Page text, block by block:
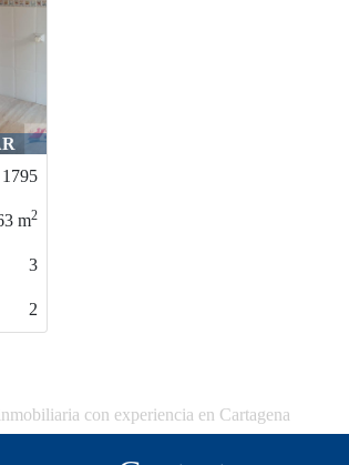
1795
m2
3
2
con experiencia en Cartagena